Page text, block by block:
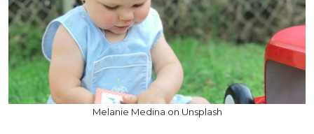
Melanie Medina on Unsplash